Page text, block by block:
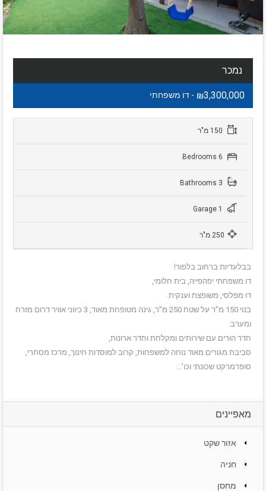
נמכר
₪3,300,000 - דו משפחתי
250 מ"ר
בבלעדיות ברחוב בלפור!
דו משפחתי יפהפייה, בית חלומי,
דו מפלסי, משופצת וענקית.
בנוי 150 מ”ר על שטח 250 מ”ר, גינה מטופחת מאוד, 3 כיווני אוויר דרום מזרח
ומערב.
חדר הורים עם שירותים ומקלחת וחדר ארונות,
סביבת מגורים מאוד נוחה למשפחות, קרוב למוסדות חינוך, מרכז מסחרי,
סופרמרקט שכונתי וכו’…
מאפיינים
אזור שקט
חניה
מחסן